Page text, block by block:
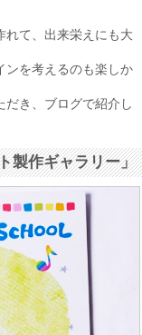
れて、出来栄えにも大
ンを考えるのも楽しか
だき、ブログで紹介し
製作ギャラリー」